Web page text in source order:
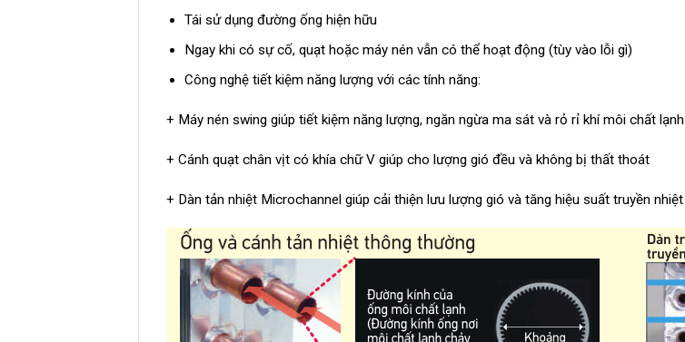
Tái sử dụng đường ống hiện hữu
Ngay khi có sự cố, quạt hoặc máy nén vẫn có thể hoạt động (tùy vào lỗi gì)
Công nghệ tiết kiệm năng lượng với các tính năng:
+ Máy nén swing giúp tiết kiệm năng lượng, ngăn ngừa ma sát và rỏ rỉ khí môi chất lạnh
+ Cánh quạt chân vịt có khía chữ V giúp cho lượng gió đều và không bị thất thoát
+ Dàn tản nhiệt Microchannel giúp cải thiện lưu lượng gió và tăng hiệu suất truyền nhiệt